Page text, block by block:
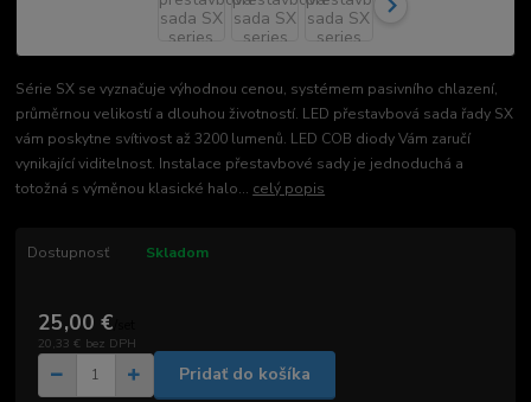
Série SX se vyznačuje výhodnou cenou, systémem pasivního chlazení,
průměrnou velikostí a dlouhou životností. LED přestavbová sada řady SX
vám poskytne svítivost až 3200 lumenů. LED COB diody Vám zaručí
vynikající viditelnost. Instalace přestavbové sady je jednoduchá a
totožná s výměnou klasické halo... celý popis
Dostupnosť Skladom
25,00 €
20,33 € bez DPH
Pridať do košíka